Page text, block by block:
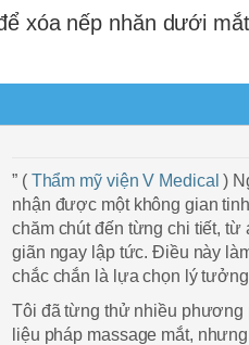
xóa nếp nhăn dưới
” ( Thẩm mỹ viện V Medical )
nhận được một không gian
chăm chút đến từng chi tiết, từ
giãn ngay lập tức. Điều này
chắc chắn là lựa chọn lý
Tôi đã từng thử nhiều phương
liệu pháp massage mắt,